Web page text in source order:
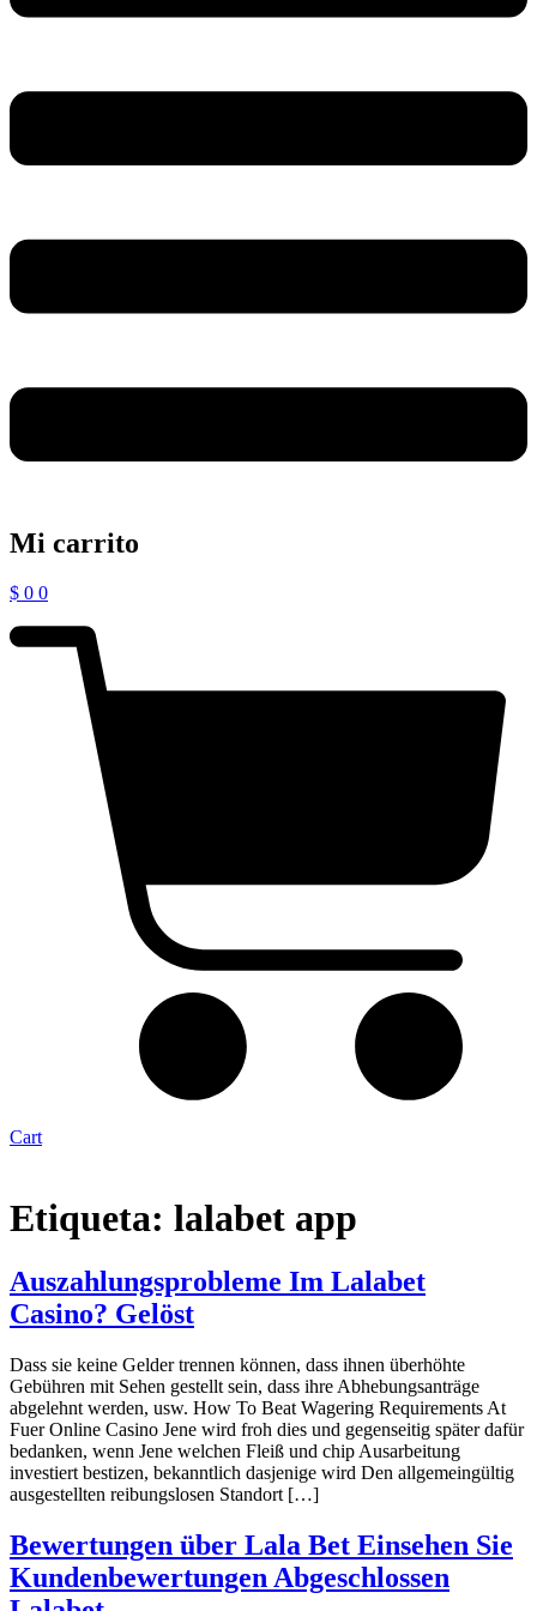
Mi carrito
$ 0 0
Cart
Etiqueta: lalabet app
Auszahlungsprobleme Im Lalabet
Casino? Gelöst
Dass sie keine Gelder trennen können, dass ihnen überhöhte
Gebühren mit Sehen gestellt sein, dass ihre Abhebungsanträge
abgelehnt werden, usw. How To Beat Wagering Requirements At
Fuer Online Casino Jene wird froh dies und gegenseitig später dafür
bedanken, wenn Jene welchen Fleiß und chip Ausarbeitung
investiert bestizen, bekanntlich dasjenige wird Den allgemeingültig
ausgestellten reibungslosen Standort […]
Bewertungen über Lala Bet Einsehen Sie
Kundenbewertungen Abgeschlossen